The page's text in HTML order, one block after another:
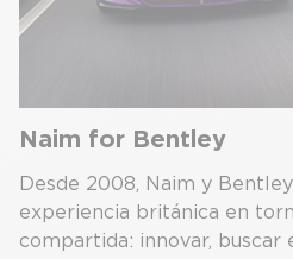
Naim for Bentley
Desde 2008, Naim y
experiencia británica en
compartida: innovar,